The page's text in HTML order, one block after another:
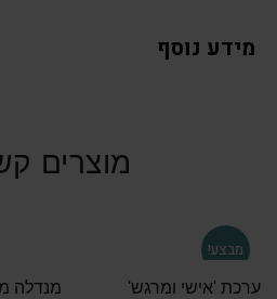
מידע נוסף
מוצרים
מבצע!
ערכת 'אישי ומרגש'
מנדלה